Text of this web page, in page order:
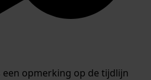
een opmerking op de tijdlijn